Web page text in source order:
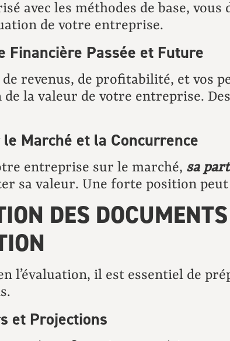
avec les méthodes de base,
de votre entreprise.
Financière Passée et Future
revenus, de profitabilité, et vos
la valeur de votre entreprise.
Marché et la Concurrence
entreprise sur le marché, sa
sa valeur. Une forte position
DES
l’évaluation, il est essentiel de
et Projections